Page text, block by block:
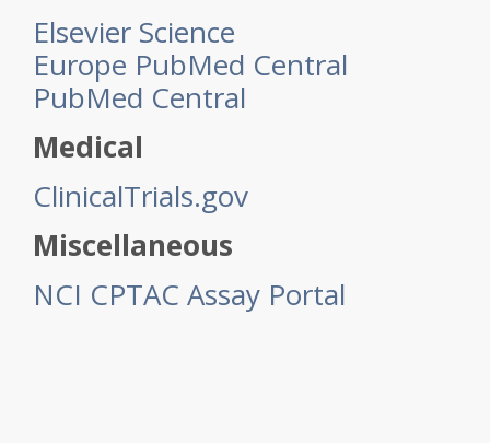
Elsevier Science
Europe PubMed Central
PubMed Central
Medical
ClinicalTrials.gov
Miscellaneous
NCI CPTAC Assay Portal